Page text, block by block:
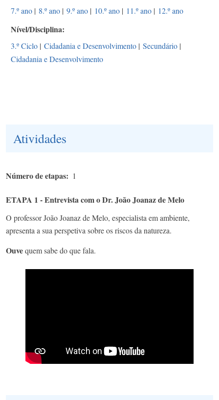
7.º ano | 8.º ano | 9.º ano | 10.º ano | 11.º ano | 12.º ano
Nível/Disciplina
3.º Ciclo | Cidadania e Desenvolvimento | Secundário |
Cidadania e Desenvolvimento
Atividades
Número de etapas 1
ETAPA 1 - Entrevista com o Dr. João Joanaz de Melo
O professor João Joanaz de Melo, especialista em ambiente,
apresenta a sua perspetiva sobre os riscos da natureza.
Ouvequem sabe do que fala.